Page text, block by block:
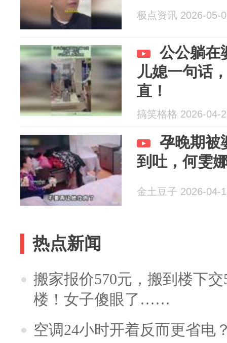
极点资讯 2026-05-
公公躺在
儿媳一句话
直！
搞笑格格 2026-04-
孕晚期被
到吐，何雯
金土豆子 2026-04-
热点新闻
搬家报价570元，搬到楼下
楼！女子傻眼了……
空调24小时开着反而更省电